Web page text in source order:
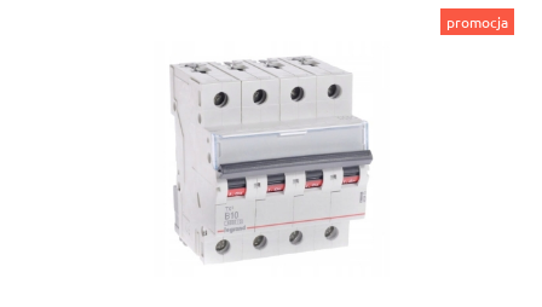
promocja